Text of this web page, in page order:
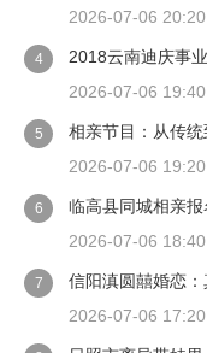
2026-07-06
4
2018云南迪庆事
2026-07-06
5
相亲节目：从传
2026-07-06
6
临高县同城相亲
2026-07-06
7
信阳滇圆囍婚恋
2026-07-06